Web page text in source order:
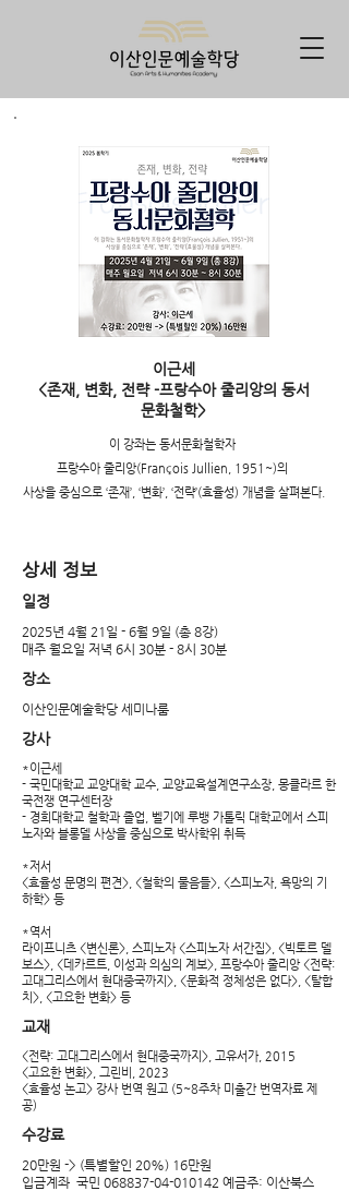
이근세
<존재, 변화, 전략 -프랑수아 줄리앙의 동서
문화철학>
이 강좌는 동서문화철학자
프랑수아 줄리앙(François Jullien, 1951~)의
사상을 중심으로 ‘존재’, ‘변화’, ‘전략’(효율성) 개념을 살펴본다.
​상세 정보
​일정
2025년 4월 21일 - 6월 9일 (총 8강)
​매주 월요일 저녁 6시 30분 - 8시 30분
장소
이산인문예술학당 세미나룸
​강사
*이근세
- 국민대학교 교양대학 교수, 교양교육설계연구소장, 몽클라르 한
국전쟁 연구센터장
- 경희대학교 철학과 졸업, 벨기에 루뱅 가톨릭 대학교에서 스피
노자와 블롱델 사상을 중심으로 박사학위 취득
*저서
<효율성 문명의 편견>, <철학의 물음들>, <스피노자, 욕망의 기
하학> 등
*역서
라이프니츠 <변신론>, 스피노자 <스피노자 서간집>, <빅토르 델
보스>, <데카르트, 이성과 의심의 계보>, 프랑수아 줄리앙 <전략:
고대그리스에서 현대중국까지>, <문화적 정체성은 없다>, <탈합
치>, <고요한 변화> 등
교재
<전략: 고대그리스에서 현대중국까지>, 고유서가, 2015
<고요한 변화>, 그린비, 2023
<효율성 논고> 강사 번역 원고 (5~8주차 미출간 번역자료 제
공)
수강료
20만원 -> (특별할인 20%) 16만원
입금계좌 국민 068837-04-010142 예금주: 이산북스